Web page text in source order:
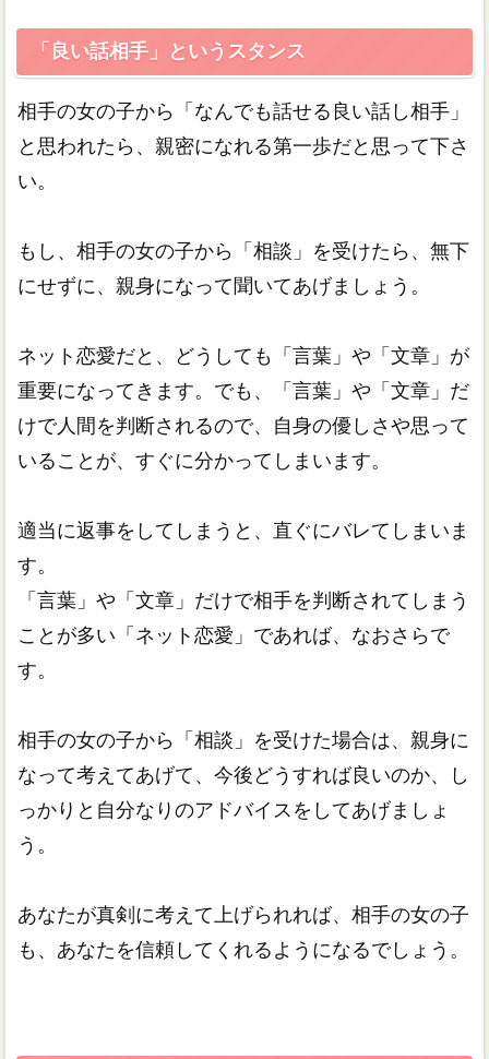
「良い話相手」というスタンス
相手の女の子から「なんでも話せる良い話し相手」
と思われたら、親密になれる第一歩だと思って下さ
い。
もし、相手の女の子から「相談」を受けたら、無下
にせずに、親身になって聞いてあげましょう。
ネット恋愛だと、どうしても「言葉」や「文章」が
重要になってきます。でも、「言葉」や「文章」だ
けで人間を判断されるので、自身の優しさや思って
いることが、すぐに分かってしまいます。
適当に返事をしてしまうと、直ぐにバレてしまいま
す。
「言葉」や「文章」だけで相手を判断されてしまう
ことが多い「ネット恋愛」であれば、なおさらで
す。
相手の女の子から「相談」を受けた場合は、親身に
なって考えてあげて、今後どうすれば良いのか、し
っかりと自分なりのアドバイスをしてあげましょ
う。
あなたが真剣に考えて上げられれば、相手の女の子
も、あなたを信頼してくれるようになるでしょう。